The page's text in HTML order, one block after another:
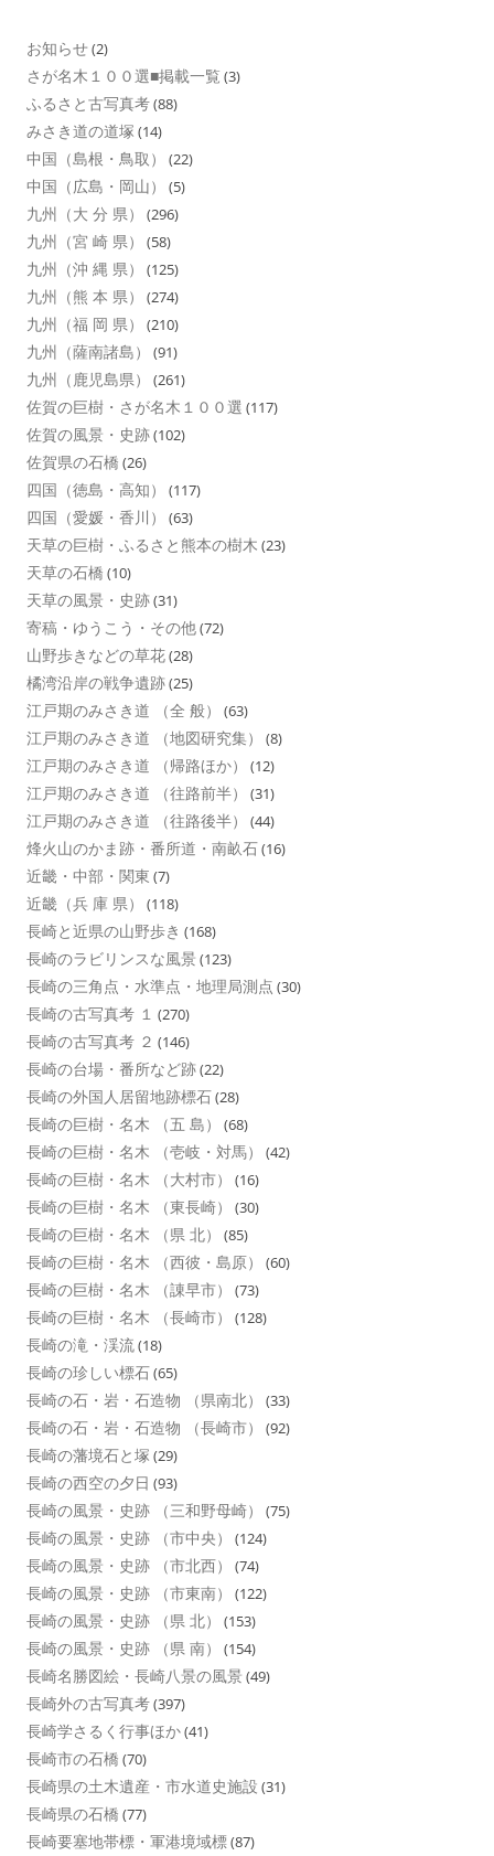
お知らせ(2)
さが名木１００選■掲載一覧 (3)
ふるさと古写真考(88)
みさき道の道塚 (14)
中国（島根・鳥取） (22)
中国（広島・岡山） (5)
九州（大 分 県） (296)
九州（宮 崎 県） (58)
九州（沖 縄 県） (125)
九州（熊 本 県） (274)
九州（福 岡 県） (210)
九州（薩南諸島） (91)
九州（鹿児島県） (261)
佐賀の巨樹・さが名木１００選 (117)
佐賀の風景・史跡(102)
佐賀県の石橋 (26)
四国（徳島・高知） (117)
四国（愛媛・香川） (63)
天草の巨樹・ふるさと熊本の樹木 (23)
天草の石橋 (10)
天草の風景・史跡(31)
寄稿・ゆうこう・その他(72)
山野歩きなどの草花(28)
橘湾沿岸の戦争遺跡(25)
江戸期のみさき道 （全 般） (63)
江戸期のみさき道 （地図研究集） (8)
江戸期のみさき道 （帰路ほか） (12)
江戸期のみさき道 （往路前半） (31)
江戸期のみさき道 （往路後半） (44)
烽火山のかま跡・番所道・南畝石(16)
近畿・中部・関東 (7)
近畿（兵 庫 県） (118)
長崎と近県の山野歩き (168)
長崎のラビリンスな風景 (123)
長崎の三角点・水準点・地理局測点 (30)
長崎の古写真考 １ (270)
長崎の古写真考 ２ (146)
長崎の台場・番所など跡(22)
長崎の外国人居留地跡標石(28)
長崎の巨樹・名木 （五 島） (68)
長崎の巨樹・名木 （壱岐・対馬） (42)
長崎の巨樹・名木 （大村市） (16)
長崎の巨樹・名木 （東長崎） (30)
長崎の巨樹・名木 （県 北） (85)
長崎の巨樹・名木 （西彼・島原） (60)
長崎の巨樹・名木 （諌早市） (73)
長崎の巨樹・名木 （長崎市） (128)
長崎の滝・渓流(18)
長崎の珍しい標石(65)
長崎の石・岩・石造物 （県南北） (33)
長崎の石・岩・石造物 （長崎市） (92)
長崎の藩境石と塚 (29)
長崎の西空の夕日 (93)
長崎の風景・史跡 （三和野母崎） (75)
長崎の風景・史跡 （市中央） (124)
長崎の風景・史跡 （市北西） (74)
長崎の風景・史跡 （市東南） (122)
長崎の風景・史跡 （県 北） (153)
長崎の風景・史跡 （県 南） (154)
長崎名勝図絵・長崎八景の風景 (49)
長崎外の古写真考(397)
長崎学さるく行事ほか(41)
長崎市の石橋 (70)
長崎県の土木遺産・市水道史施設 (31)
長崎県の石橋 (77)
長崎要塞地帯標・軍港境域標(87)